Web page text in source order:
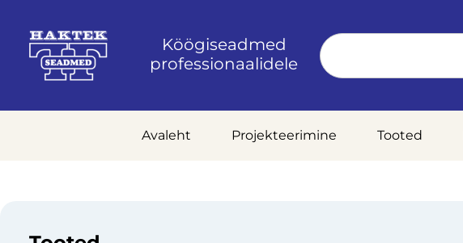
Köögiseadmed
professionaalidele
Avaleht Projekteerimine Tooted